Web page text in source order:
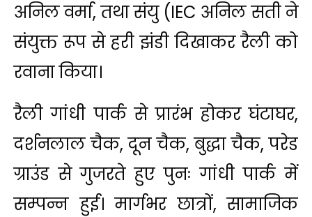
अनिल वर्मा, तथा संयु (IEC अनिल सती ने
संयुक्त रूप से हरी झंडी दिखाकर रैली को
रवाना किया।
रैली गांधी पार्क से प्रारंभ होकर घंटाघर,
दर्शनलाल चैक, दून चैक, बुद्धा चैक, परेड
ग्राउंड से गुजरते हुए पुनः गांधी पार्क में
सम्पन्न हुई। मार्गभर छात्रों, सामाजिक